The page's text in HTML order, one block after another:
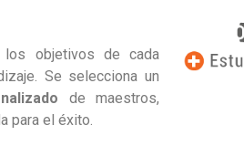
los objetivos de cada
Se selecciona un
de maestros,
para el éxito.